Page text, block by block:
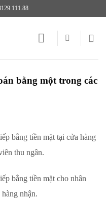
bằng một trong các
bằng tiền mặt tại cửa hàng
thu ngân.
bằng tiền mặt cho nhân
nhận.